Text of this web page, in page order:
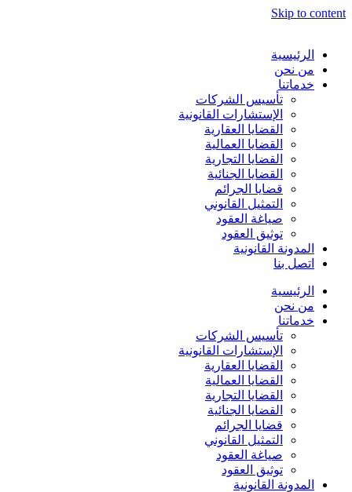
Skip to content
الرئيسية
من نحن
خدماتنا
تأسيس الشركات
الإستشارات القانونية
القضايا العقارية
القضايا العمالية
القضايا التجارية
القضايا الجنائية
قضايا الجرائم
التمثيل القانوني
صياغة العقود
توثيق العقود
المدونة القانونية
اتصل بنا
الرئيسية
من نحن
خدماتنا
تأسيس الشركات
الإستشارات القانونية
القضايا العقارية
القضايا العمالية
القضايا التجارية
القضايا الجنائية
قضايا الجرائم
التمثيل القانوني
صياغة العقود
توثيق العقود
المدونة القانونية